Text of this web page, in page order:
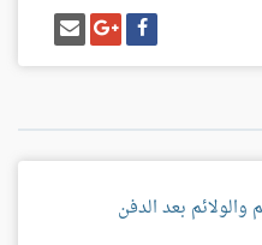
شارك
على
فيسبوك
شارك
على
غوغل
بلس
إرسل
إيميل
بعد الدفن